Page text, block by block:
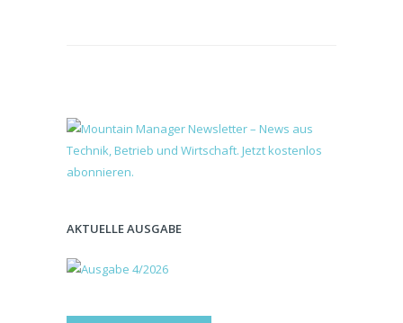
AKTUELLE AUSGABE